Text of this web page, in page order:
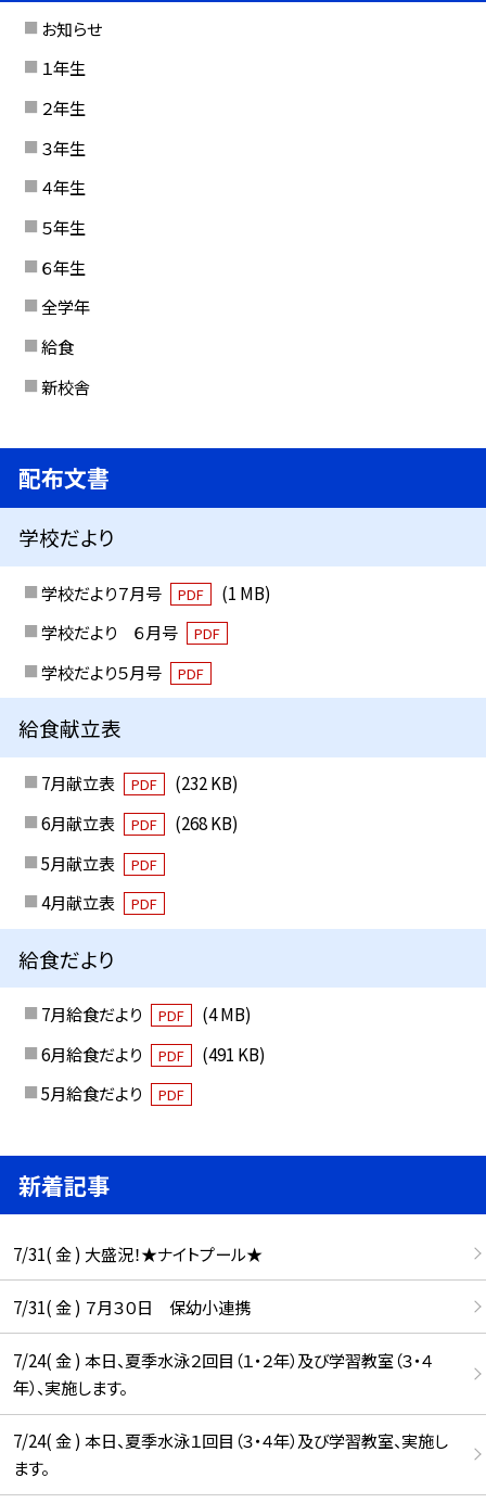
お知らせ
１年生
２年生
３年生
４年生
５年生
６年生
全学年
給食
新校舎
配布文書
学校だより
学校だより７月号 PDF
(1 MB)
学校だより ６月号
PDF
学校だより５月号 PDF
給食献立表
7月献立表 PDF
(232 KB)
6月献立表
PDF
(268 KB)
5月献立表
PDF
4月献立表 PDF
給食だより
7月給食だより PDF
(4 MB)
6月給食だより
PDF
(491 KB)
5月給食だより
PDF
新着記事
7/31( 金 ) 大盛況！★ナイトプール★
7/31( 金 ) ７月３０日 保幼小連携
7/24( 金 ) 本日、夏季水泳２回目（１・２年）及び学習教室（３・４
年）、実施します。
7/24( 金 ) 本日、夏季水泳１回目（３・４年）及び学習教室、実施し
ます。